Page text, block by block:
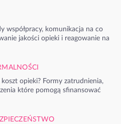
współpracy, komunikacja na co
jakości opieki i reagowanie na
koszt opieki? Formy zatrudnienia,
które pomogą sfinansować